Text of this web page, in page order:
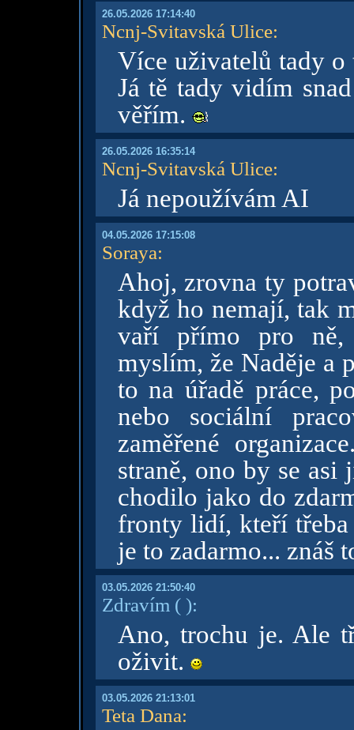
26.05.2026 17:14:40
Ncnj-Svitavská Ulice:
Více uživatelů tady o
Já tě tady vidím
věřím.
26.05.2026 16:35:14
Ncnj-Svitavská Ulice:
Já nepoužívám AI
04.05.2026 17:15:08
Soraya:
Ahoj, zrovna ty
když ho nemají, tak
vaří přímo pro ně,
myslím, že Naděje a
to na úřadě práce,
nebo sociální
zaměřené
straně, ono by se
chodilo jako do
fronty lidí, kteří
je to zadarmo... znáš
03.05.2026 21:50:40
Zdravím ( ):
Ano, trochu je. Ale
oživit.
03.05.2026 21:13:01
Teta Dana: